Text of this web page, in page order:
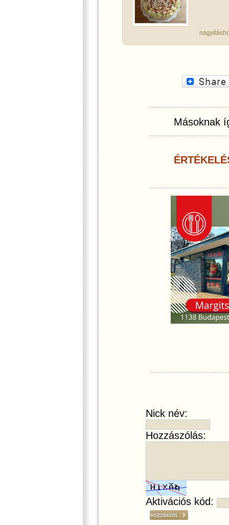
Másoknak
Nick név:
Hozzászólás:
Aktivációs kód: